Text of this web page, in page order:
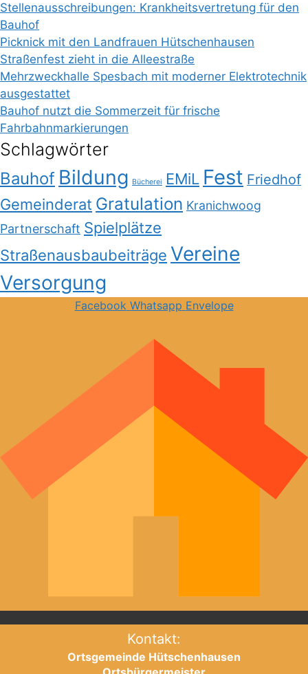
Stellenausschreibungen: Krankheitsvertretung für den
Bauhof
Picknick mit den Landfrauen Hütschenhausen
Straßenfest zieht in die Alleestraße
Mehrzweckhalle Spesbach mit moderner Elektrotechnik
ausgestattet
Bauhof nutzt die Sommerzeit für frische
Fahrbahnmarkierungen
Schlagwörter
Bauhof Bildung Bücherei EMiL Fest Friedhof
Gemeinderat Gratulation Kranichwoog
Partnerschaft Spielplätze
Straßenausbaubeiträge Vereine
Versorgung
Facebook Whatsapp Envelope
Kontakt:
Ortsgemeinde Hütschenhausen